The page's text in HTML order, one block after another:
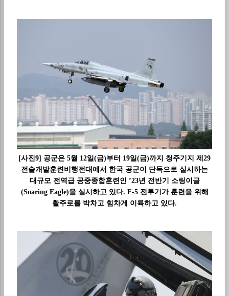
[사진9] 공군은 5월 12일(금)부터 19일(금)까지 청주기지 제29
전술개발훈련비행전대에서 한국 공군이 단독으로 실시하는
대규모 전역급 공중종합훈련인 ’23년 전반기 소링이글
(Soaring Eagle)을 실시하고 있다. F-5 전투기가 훈련을 위해
활주로를 박차고 힘차게 이륙하고 있다.